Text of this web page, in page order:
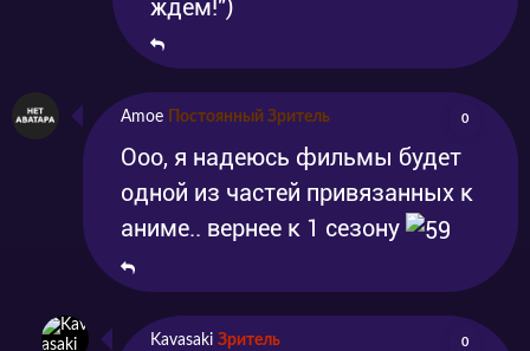
ждем!")
Amoe Постоянный Зритель 0
Ооо, я надеюсь фильмы будет
одной из частей привязанных к
аниме.. вернее к 1 сезону
Kavasaki Зритель
0